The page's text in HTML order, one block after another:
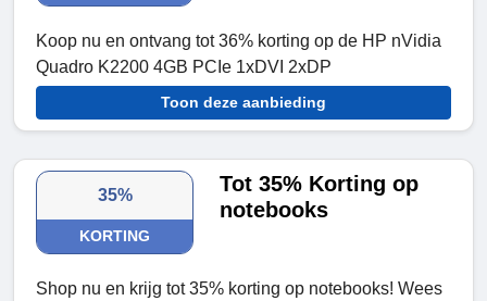
Koop nu en ontvang tot 36% korting op de HP nVidia
Quadro K2200 4GB PCIe 1xDVI 2xDP
Toon deze aanbieding
35%
KORTING
Tot 35% Korting op
notebooks
Shop nu en krijg tot 35% korting op notebooks! Wees